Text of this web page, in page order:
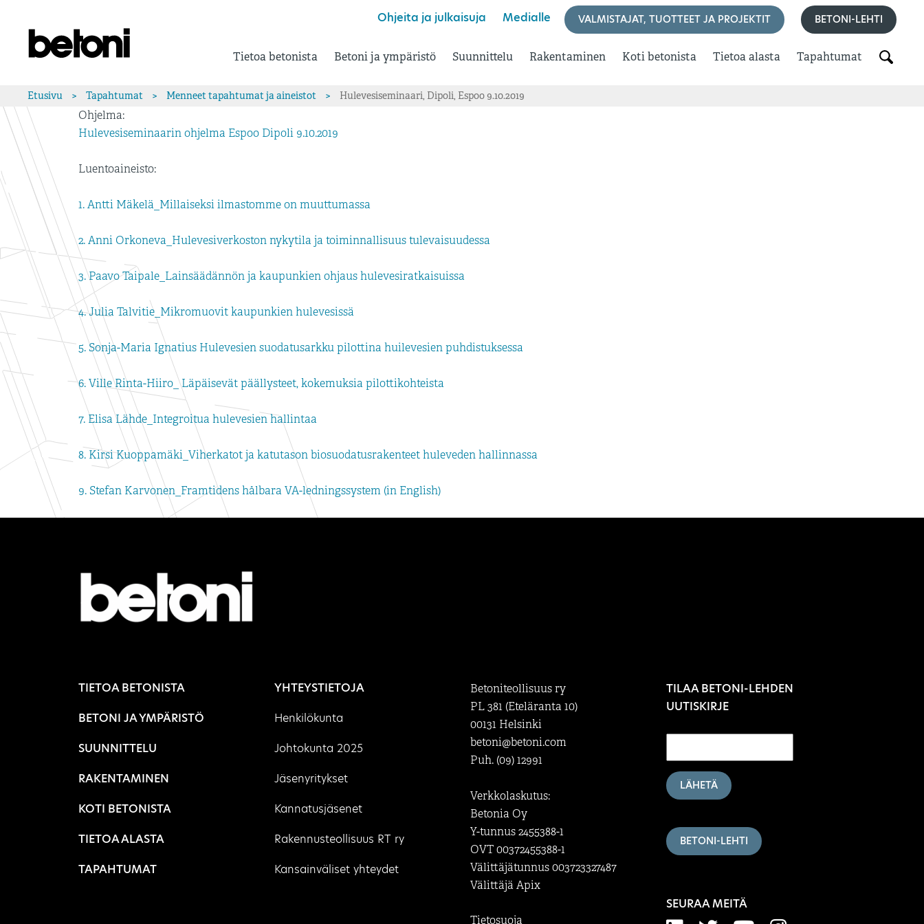
Ohjeita ja julkaisuja Medialle VALMISTAJAT, TUOTTEET JA PROJEKTIT BETONI-LEHTI
Tietoa betonista Betoni ja ympäristö Suunnittelu Rakentaminen Koti betonista Tietoa alasta Tapahtumat
Etusivu > Tapahtumat > Menneet tapahtumat ja aineistot > Hulevesiseminaari, Dipoli, Espoo 9.10.2019
Ohjelma:
Hulevesiseminaarin ohjelma Espoo Dipoli 9.10.2019
Luentoaineisto:
1. Antti Mäkelä_Millaiseksi ilmastomme on muuttumassa
2. Anni Orkoneva_Hulevesiverkoston nykytila ja toiminnallisuus tulevaisuudessa
3. Paavo Taipale_Lainsäädännön ja kaupunkien ohjaus hulevesiratkaisuissa
4. Julia Talvitie_Mikromuovit kaupunkien hulevesissä
5. Sonja-Maria Ignatius Hulevesien suodatusarkku pilottina huilevesien puhdistuksessa
6. Ville Rinta-Hiiro_ Läpäisevät päällysteet, kokemuksia pilottikohteista
7. Elisa Lähde_Integroitua hulevesien hallintaa
8. Kirsi Kuoppamäki_Viherkatot ja katutason biosuodatusrakenteet huleveden hallinnassa
9. Stefan Karvonen_Framtidens hålbara VA-ledningssystem (in English)
TIETOA BETONISTA
BETONI JA YMPÄRISTÖ
SUUNNITTELU
RAKENTAMINEN
KOTI BETONISTA
TIETOA ALASTA
TAPAHTUMAT
YHTEYSTIETOJA
Henkilökunta
Johtokunta 2025
Jäsenyritykset
Kannatusjäsenet
Rakennusteollisuus RT ry
Kansainväliset yhteydet
Betoniteollisuus ry
PL 381 (Eteläranta 10)
00131 Helsinki
betoni@betoni.com
Puh. (09) 12991
Verkkolaskutus:
Betonia Oy
Y-tunnus 2455388-1
OVT 00372455388-1
Välittäjätunnus 003723327487
Välittäjä Apix
Tietosuoja
TILAA BETONI-LEHDEN
UUTISKIRJE
LÄHETÄ
BETONI-LEHTI
SEURAA MEITÄ